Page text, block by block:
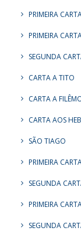
PRIMEIRA
PRIMEIRA
SEGUNDA
CARTA A TITO
CARTA A
CARTA AOS
SÃO TIAGO
PRIMEIRA
SEGUNDA
PRIMEIRA
SEGUNDA